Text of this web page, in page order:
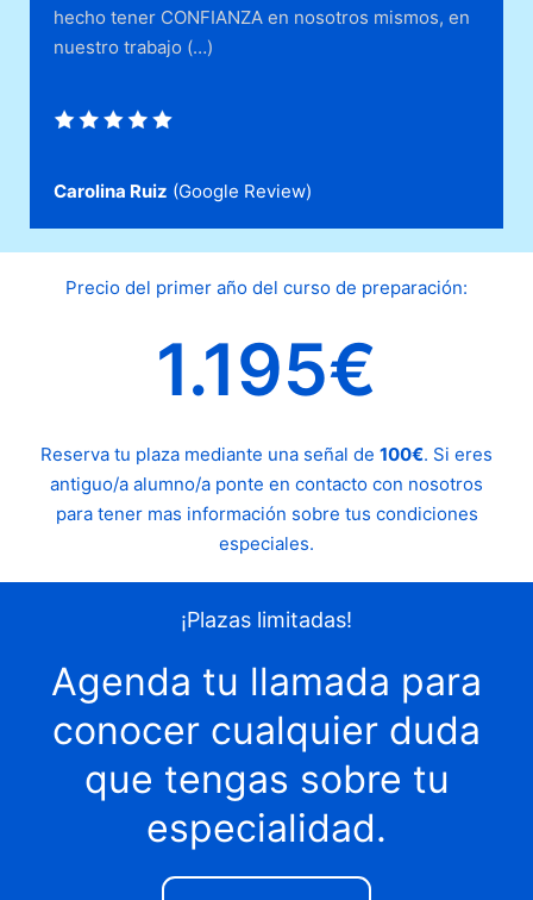
hecho tener CONFIANZA en nosotros mismos, en
nuestro trabajo (…)
Carolina Ruiz (Google Review)
Precio del primer año del curso de preparación:
1.195€
Reserva tu plaza mediante una señal de 100€. Si eres
antiguo/a alumno/a ponte en contacto con nosotros
para tener mas información sobre tus condiciones
especiales.
¡Plazas limitadas!
Agenda tu llamada para
conocer cualquier duda
que tengas sobre tu
especialidad.